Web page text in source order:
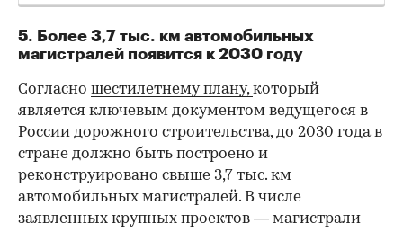
5. Более 3,7 тыс. км автомобильных
магистралей появится к 2030 году
Согласно шестилетнему плану,который
является ключевым документом ведущегося в
России дорожного строительства, до 2030 года в
стране должно быть построено и
реконструировано свыше 3,7 тыс. км
автомобильных магистралей. В числе
заявленных крупных проектов — магистрали